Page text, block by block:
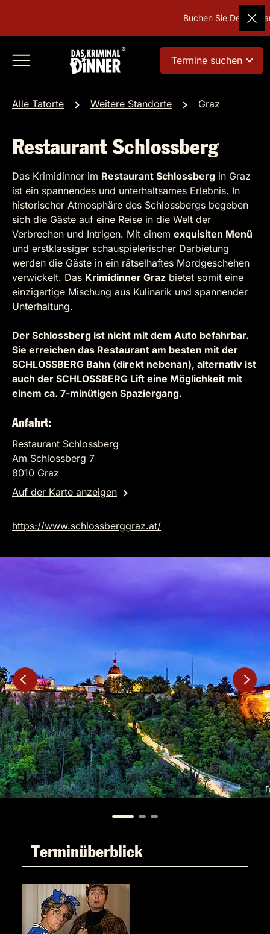
Buchen Sie
Termine suchen
Alle Tatorte Weitere Standorte Graz
Restaurant Schlossberg
Das Krimidinner im Restaurant Schlossberg in Graz
ist ein spannendes und unterhaltsames Erlebnis. In
historischer Atmosphäre des Schlossbergs begeben
sich die Gäste auf eine Reise in die Welt der
Verbrechen und Intrigen. Mit einem exquisiten Menü
und erstklassiger schauspielerischer Darbietung
werden die Gäste in ein rätselhaftes Mordgeschehen
verwickelt. Das Krimidinner Graz bietet somit eine
einzigartige Mischung aus Kulinarik und spannender
Unterhaltung.
Der Schlossberg ist nicht mit dem Auto befahrbar.
Sie erreichen das Restaurant am besten mit der
SCHLOSSBERG Bahn (direkt nebenan), alternativ ist
auch der SCHLOSSBERG Lift eine Möglichkeit mit
einem ca. 7-minütigen Spaziergang.
Anfahrt:
Restaurant Schlossberg
Am Schlossberg 7
8010 Graz
Auf der Karte anzeigen
https://www.schlossberggraz.at/
Terminüberblick